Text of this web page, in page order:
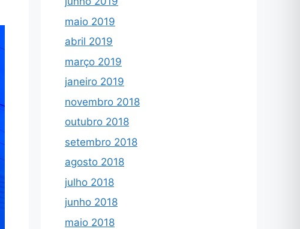
maio 2019
abril 2019
março 2019
janeiro 2019
novembro 2018
outubro 2018
setembro 2018
agosto 2018
julho 2018
junho 2018
maio 2018